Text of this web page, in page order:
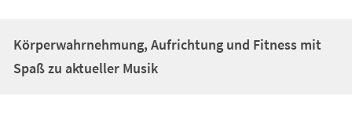
Körperwahrnehmung, Aufrichtung und Fitness mit
Spaß zu aktueller Musik